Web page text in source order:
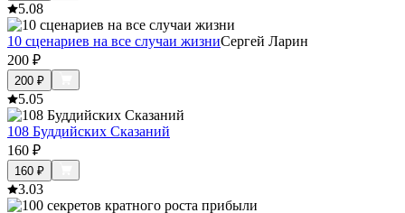
5.08
10 сценариев на все случаи жизниСергей Ларин
200 ₽
200 ₽
5.05
108 Буддийских Сказаний
160 ₽
160 ₽
3.03